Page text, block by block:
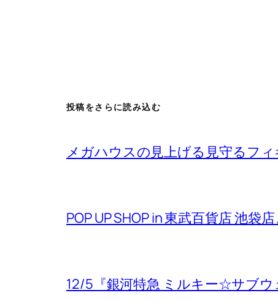
投稿をさらに読み込む
メガハウスの見上げる見守るフ
POP UP SHOP in 東武百貨店 池袋
12/5『銀河特急 ミルキー☆サブ